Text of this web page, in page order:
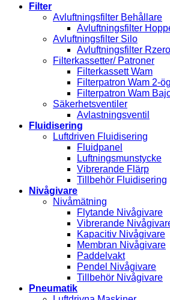
Filter
Avluftningsfilter Behållare
Avluftningsfilter
Avluftningsfilter Silo
Avluftningsfilter Rzero
Filterkassetter/ Patroner
Filterkassett Wam
Filterpatron Wam 2-
Filterpatron Wam
Säkerhetsventiler
Avlastningsventil
Fluidisering
Luftdriven Fluidisering
Fluidpanel
Luftningsmunstycke
Vibrerande Flärp
Tillbehör Fluidisering
Nivågivare
Nivåmätning
Flytande Nivågivare
Vibrerande
Kapacitiv Nivågivare
Membran Nivågivare
Paddelvakt
Pendel Nivågivare
Tillbehör Nivågivare
Pneumatik